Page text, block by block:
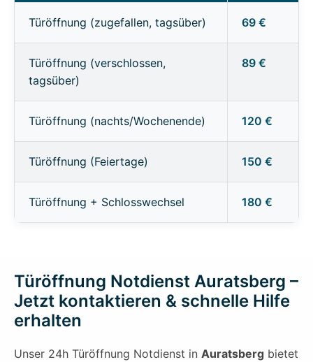
Türöffnung (zugefallen, tagsüber) 69 €
Türöffnung (verschlossen,
tagsüber)
89 €
Türöffnung (nachts/Wochenende) 120 €
Türöffnung (Feiertage) 150 €
Türöffnung + Schlosswechsel 180 €
Türöffnung Notdienst Auratsberg –
Jetzt kontaktieren & schnelle Hilfe
erhalten
Unser 24h Türöffnung Notdienst in Auratsberg bietet